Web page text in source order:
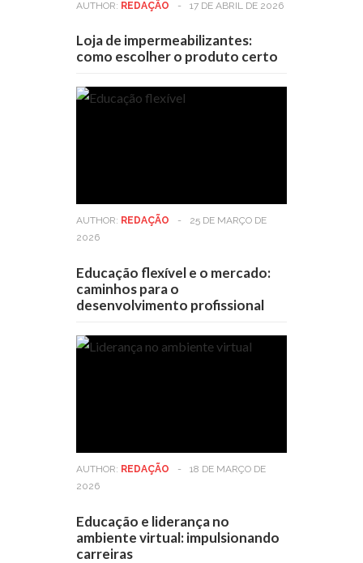
AUTHOR: REDAÇÃO - 17 DE ABRIL DE 2026
Loja de impermeabilizantes:
como escolher o produto certo
AUTHOR: REDAÇÃO -
25 DE MARÇO DE
2026
Educação flexível e o mercado:
caminhos para o
desenvolvimento profissional
AUTHOR: REDAÇÃO -
18 DE MARÇO DE
2026
Educação e liderança no
ambiente virtual: impulsionando
carreiras